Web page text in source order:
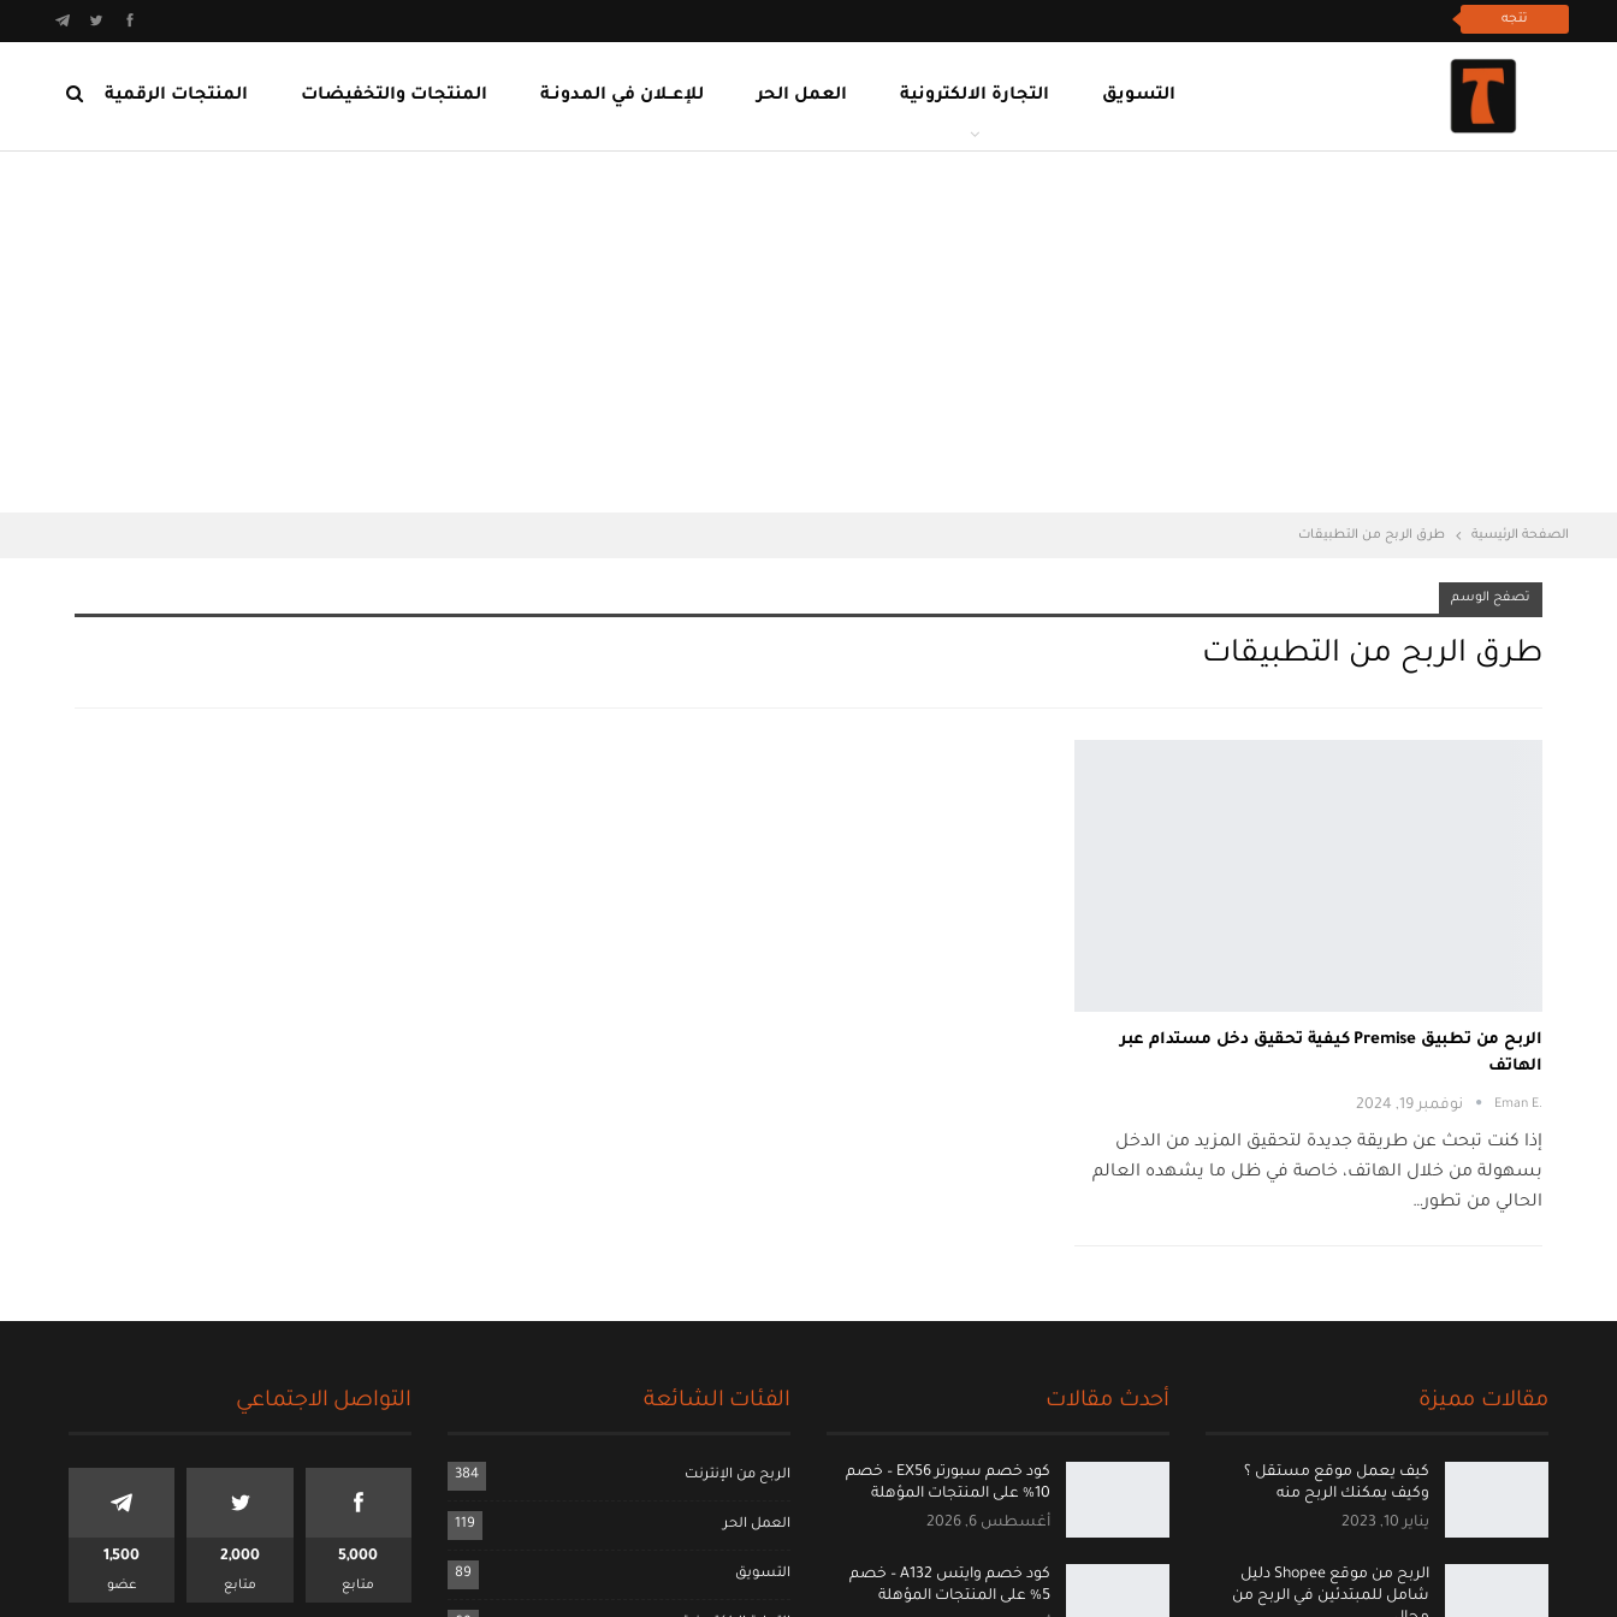
تتجه
المنتجات الرقمية المنتجات والتخفيضات للإعــلان في المدونـة العمل الحر التجارة الالكترونية التسويق
الصفحة الرئيسية طرق الربح من التطبيقات
تصفح الوسم
طرق الربح من التطبيقات
الربح من تطبيق Premise كيفية تحقيق دخل مستدام عبر
الهاتف
.Eman E نوفمبر 19, 2024
إذا كنت تبحث عن طريقة جديدة لتحقيق المزيد من الدخل
بسهولة من خلال الهاتف، خاصة في ظل ما يشهده العالم
الحالي من تطور…
مقالات مميزة
كيف يعمل موقع مستقل ؟
وكيف يمكنك الربح منه
يناير 10, 2023
الربح من موقع Shopee دليل
شامل للمبتدئين في الربح من
أحدث مقالات
كود خصم سبورتر EX56 – خصم
10% على المنتجات المؤهلة
أغسطس 6, 2026
كود خصم وايتس A132 – خصم
5% على المنتجات المؤهلة
الفئات الشائعة
الربح من الإنترنت 384
العمل الحر 119
التسويق 89
التواصل الاجتماعي
5,000
متابع
2,000
متابع
1,500
عضو